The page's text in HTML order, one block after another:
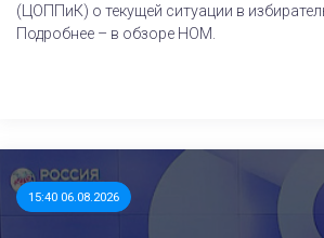
(ЦОППиК) о текущей ситуации в
Подробнее – в обзоре НОМ.
15:40 06.08.2026